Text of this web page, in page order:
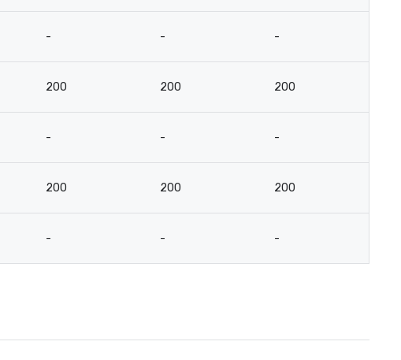
- - -
200 200 200
- - -
200 200 200
- - -